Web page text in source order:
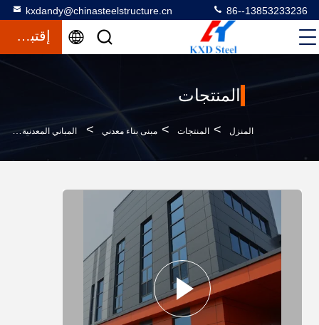
kxdandy@chinasteelstructure.cn 86--13853233236
إقتباس
المنتجات
المنزل > المنتجات > مبنى بناء معدني > المباني المعدنية المصممة حسب الطلب مع لوحة سقف معدني